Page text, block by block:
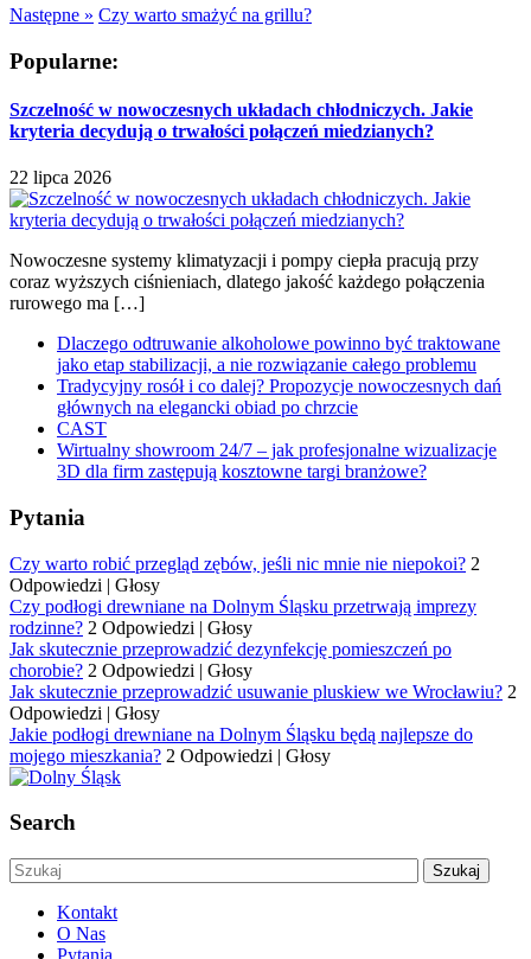
Następne » Czy warto smażyć na grillu?
Popularne:
Szczelność w nowoczesnych układach chłodniczych. Jakie
kryteria decydują o trwałości połączeń miedzianych?
22 lipca 2026
Nowoczesne systemy klimatyzacji i pompy ciepła pracują przy
coraz wyższych ciśnieniach, dlatego jakość każdego połączenia
rurowego ma […]
Dlaczego odtruwanie alkoholowe powinno być traktowane
jako etap stabilizacji, a nie rozwiązanie całego problemu
Tradycyjny rosół i co dalej? Propozycje nowoczesnych dań
głównych na elegancki obiad po chrzcie
CAST
Wirtualny showroom 24/7 – jak profesjonalne wizualizacje
3D dla firm zastępują kosztowne targi branżowe?
Pytania
Czy warto robić przegląd zębów, jeśli nic mnie nie niepokoi? 2
Odpowiedzi | Głosy
Czy podłogi drewniane na Dolnym Śląsku przetrwają imprezy
rodzinne? 2 Odpowiedzi | Głosy
Jak skutecznie przeprowadzić dezynfekcję pomieszczeń po
chorobie? 2 Odpowiedzi | Głosy
Jak skutecznie przeprowadzić usuwanie pluskiew we Wrocławiu? 2
Odpowiedzi | Głosy
Jakie podłogi drewniane na Dolnym Śląsku będą najlepsze do
mojego mieszkania? 2 Odpowiedzi | Głosy
Search
Kontakt
O Nas
Pytania